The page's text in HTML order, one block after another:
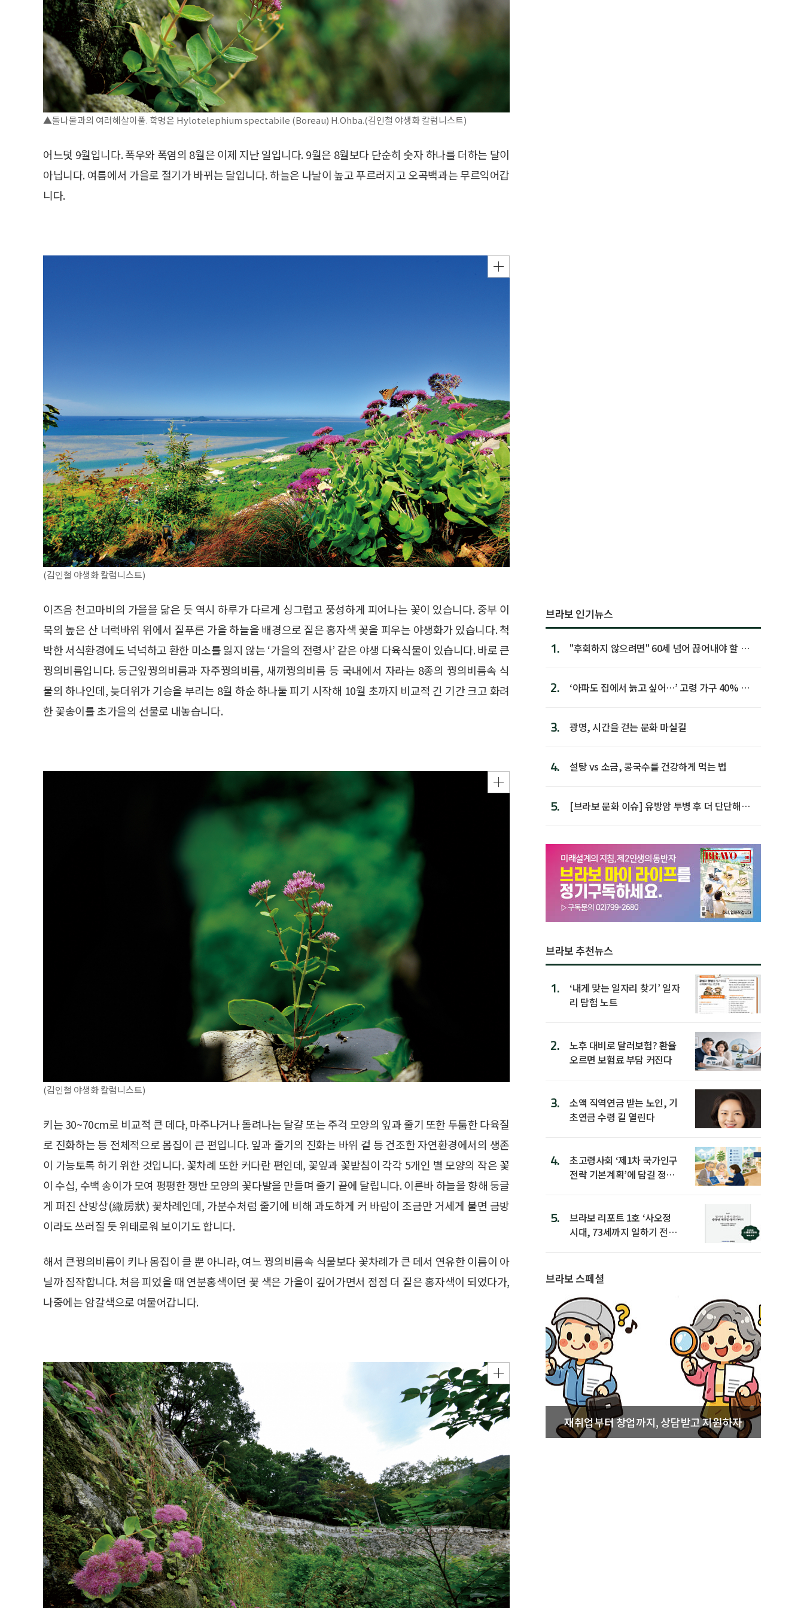
▲돌나물과의 여러해살이풀. 학명은 Hylotelephium spectabile (Boreau) H.Ohba.(김인철 야생화 칼럼니스트)
어느덧 9월입니다. 폭우와 폭염의 8월은 이제 지난 일입니다. 9월은 8월보다 단순히 숫자 하나를 더하는 달이
아닙니다. 여름에서 가을로 절기가 바뀌는 달입니다. 하늘은 나날이 높고 푸르러지고 오곡백과는 무르익어갑
니다.
(김인철 야생화 칼럼니스트)
이즈음 천고마비의 가을을 닮은 듯 역시 하루가 다르게 싱그럽고 풍성하게 피어나는 꽃이 있습니다. 중부 이
북의 높은 산 너럭바위 위에서 짙푸른 가을 하늘을 배경으로 짙은 홍자색 꽃을 피우는 야생화가 있습니다. 척
박한 서식환경에도 넉넉하고 환한 미소를 잃지 않는 ‘가을의 전령사’ 같은 야생 다육식물이 있습니다. 바로 큰
꿩의비름입니다. 둥근잎꿩의비름과 자주꿩의비름, 새끼꿩의비름 등 국내에서 자라는 8종의 꿩의비름속 식
물의 하나인데, 늦더위가 기승을 부리는 8월 하순 하나둘 피기 시작해 10월 초까지 비교적 긴 기간 크고 화려
한 꽃송이를 초가을의 선물로 내놓습니다.
(김인철 야생화 칼럼니스트)
키는 30~70cm로 비교적 큰 데다, 마주나거나 돌려나는 달걀 또는 주걱 모양의 잎과 줄기 또한 두툼한 다육질
로 진화하는 등 전체적으로 몸집이 큰 편입니다. 잎과 줄기의 진화는 바위 겉 등 건조한 자연환경에서의 생존
이 가능토록 하기 위한 것입니다. 꽃차례 또한 커다란 편인데, 꽃잎과 꽃받침이 각각 5개인 별 모양의 작은 꽃
이 수십, 수백 송이가 모여 평평한 쟁반 모양의 꽃다발을 만들며 줄기 끝에 달립니다. 이른바 하늘을 향해 둥글
게 퍼진 산방상(繖房狀) 꽃차례인데, 가분수처럼 줄기에 비해 과도하게 커 바람이 조금만 거세게 불면 금방
이라도 쓰러질 듯 위태로워 보이기도 합니다.
해서 큰꿩의비름이 키나 몸집이 클 뿐 아니라, 여느 꿩의비름속 식물보다 꽃차례가 큰 데서 연유한 이름이 아
닐까 짐작합니다. 처음 피었을 때 연분홍색이던 꽃 색은 가을이 깊어가면서 점점 더 짙은 홍자색이 되었다가,
나중에는 암갈색으로 여물어갑니다.
브라보 인기뉴스
1.
"후회하지 않으려면" 60세 넘어 끊어내야 할 사
2.
‘아파도 집에서 늙고 싶어…’ 고령 가구 40% 노
3. 광명, 시간을 걷는 문화 마실길
4. 설탕 vs 소금, 콩국수를 건강하게 먹는 법
5.
[브라보 문화 이슈] 유방암 투병 후 더 단단해진
브라보 추천뉴스
1.
‘내게 맞는 일자리 찾기’ 일자
리 탐험 노트
2.
노후 대비로 달러보험? 환율
오르면 보험료 부담 커진다
3.
소액 직역연금 받는 노인, 기
초연금 수령 길 열린다
4.
초고령사회 ‘제1차 국가인구
전략 기본계획’에 담길 정책
5.
브라보 리포트 1호 ‘사오정
시대, 73세까지 일하기 전략’
브라보 스페셜
재취업부터 창업까지, 상담받고 지원하자